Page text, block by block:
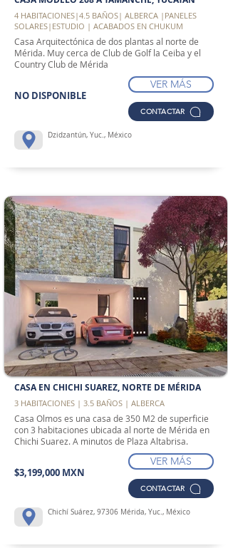
4 HABITACIONES|4.5 BAÑOS| ALBERCA |PANELES
SOLARES|ESTUDIO | ACABADOS EN CHUKUM
Casa Arquitectónica de dos plantas al norte de
Mérida. Muy cerca de Club de Golf la Ceiba y el
Country Club de Mérida
NO DISPONIBLE
VER MÁS
CONTACTAR
Dzidzantún, Yuc., México
CASA EN CHICHI SUAREZ, NORTE DE MÉRIDA
3 HABITACIONES | 3.5 BAÑOS | ALBERCA
Casa Olmos es una casa de 350 M2 de superficie
con 3 habitaciones ubicada al norte de Mérida en
Chichi Suarez. A minutos de Plaza Altabrisa.
$3,199,000 MXN
VER MÁS
CONTACTAR
Chichí Suárez, 97306 Mérida, Yuc., México